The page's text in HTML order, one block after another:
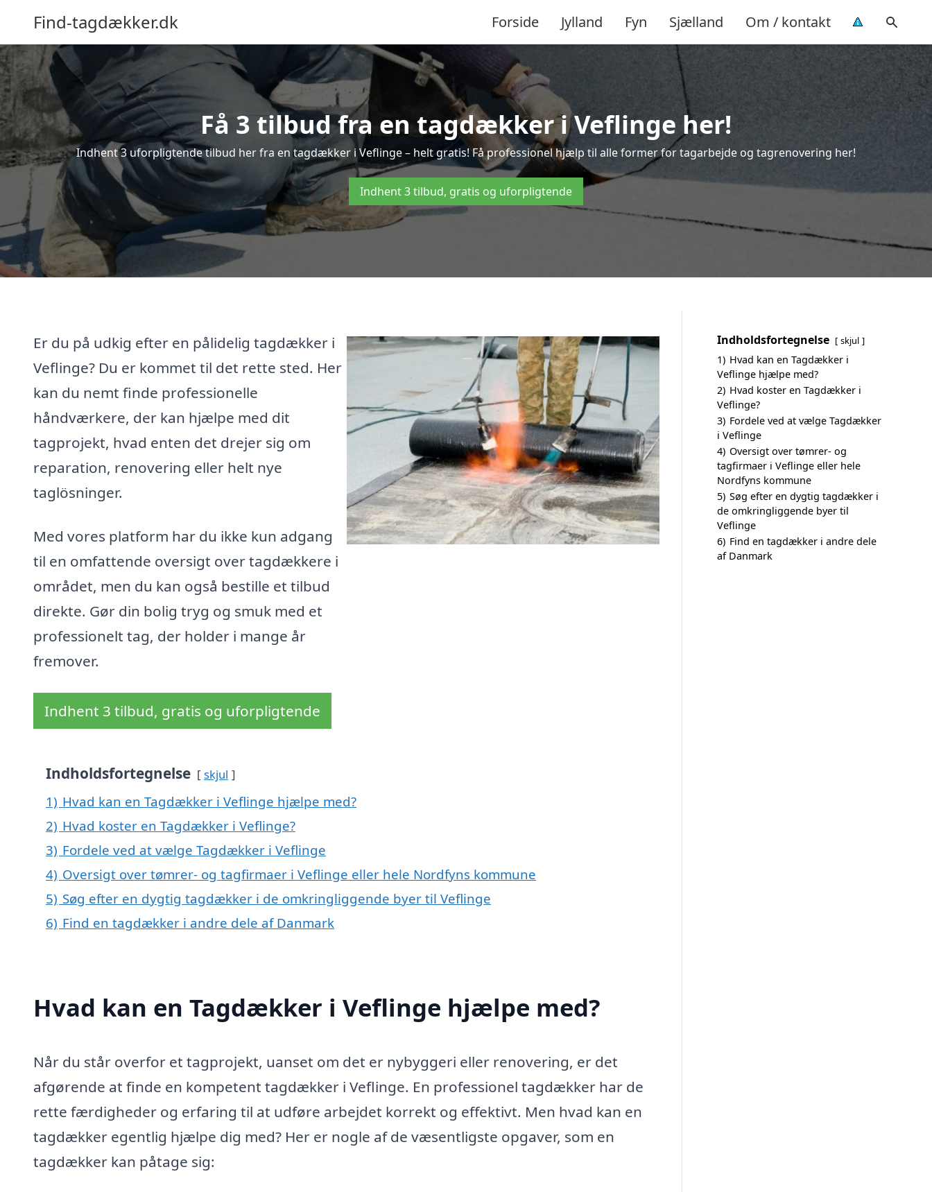
Find-tagdækker.dk Forside Jylland Fyn Sjælland Om / kontakt
Få 3 tilbud fra en tagdækker i Veflinge her!
Indhent 3 uforpligtende tilbud her fra en tagdækker i Veflinge – helt gratis! Få professionel hjælp til alle former for tagarbejde og tagrenovering her!
Indhent 3 tilbud, gratis og uforpligtende
Er du på udkig efter en pålidelig tagdækker i
Veflinge? Du er kommet til det rette sted. Her
kan du nemt finde professionelle
håndværkere, der kan hjælpe med dit
tagprojekt, hvad enten det drejer sig om
reparation, renovering eller helt nye
taglösninger.
Med vores platform har du ikke kun adgang
til en omfattende oversigt over tagdækkere i
området, men du kan også bestille et tilbud
direkte. Gør din bolig tryg og smuk med et
professionelt tag, der holder i mange år
fremover.
Indhent 3 tilbud, gratis og uforpligtende
Indholdsfortegnelse skjul
1) Hvad kan en Tagdækker i Veflinge hjælpe med?
2) Hvad koster en Tagdækker i Veflinge?
3) Fordele ved at vælge Tagdækker i Veflinge
4) Oversigt over tømrer- og tagfirmaer i Veflinge eller hele Nordfyns kommune
5) Søg efter en dygtig tagdækker i de omkringliggende byer til Veflinge
6) Find en tagdækker i andre dele af Danmark
Hvad kan en Tagdækker i Veflinge hjælpe med?
Når du står overfor et tagprojekt, uanset om det er nybyggeri eller renovering, er det
afgørende at finde en kompetent tagdækker i Veflinge. En professionel tagdækker har de
rette færdigheder og erfaring til at udføre arbejdet korrekt og effektivt. Men hvad kan en
tagdækker egentlig hjælpe dig med? Her er nogle af de væsentligste opgaver, som en
tagdækker kan påtage sig:
Indholdsfortegnelse skjul
1) Hvad kan en Tagdækker i
Veflinge hjælpe med?
2) Hvad koster en Tagdækker i
Veflinge?
3) Fordele ved at vælge Tagdækker
i Veflinge
4) Oversigt over tømrer- og
tagfirmaer i Veflinge eller hele
Nordfyns kommune
5) Søg efter en dygtig tagdækker i
de omkringliggende byer til
Veflinge
6) Find en tagdækker i andre dele
af Danmark